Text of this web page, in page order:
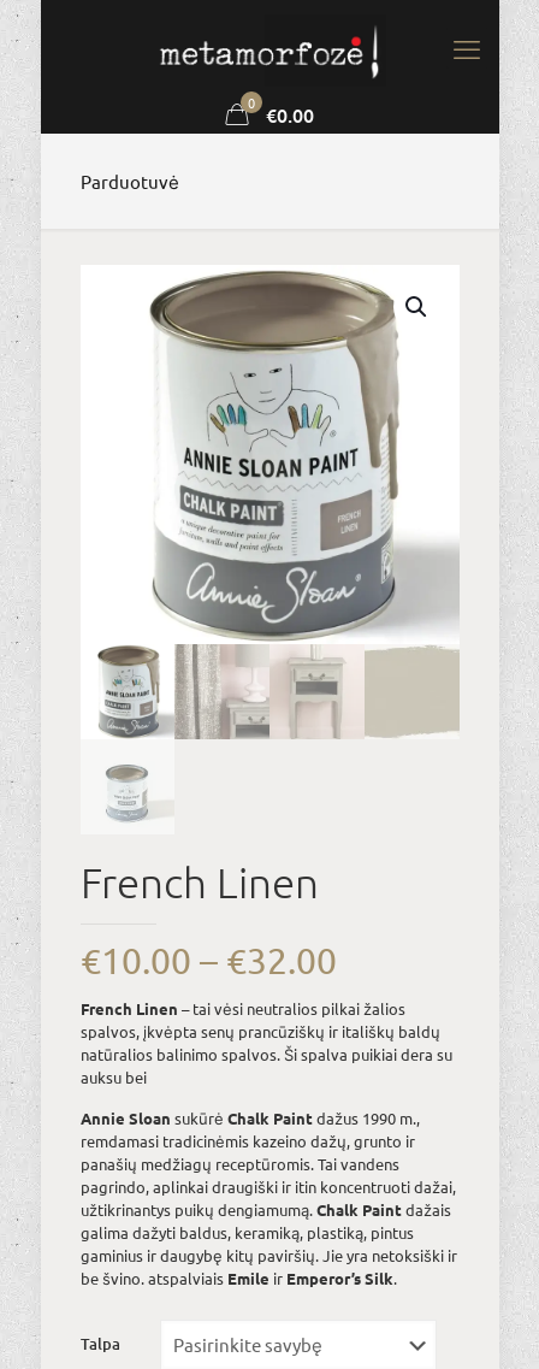
0 €0.00
Parduotuvė
French Linen
€10.00 – €32.00Price
range:
€10.00
through
€32.00
French Linen – tai vėsi neutralios pilkai žalios
spalvos, įkvėpta senų prancūziškų ir itališkų baldų
natūralios balinimo spalvos. Ši spalva puikiai dera su
auksu bei
Annie Sloan sukūrė Chalk Paintdažus 1990 m.,
remdamasi tradicinėmis kazeino dažų, grunto ir
panašių medžiagų receptūromis. Tai vandens
pagrindo, aplinkai draugiški ir itin koncentruoti dažai,
užtikrinantys puikų dengiamumą.Chalk Paintdažais
galima dažyti baldus, keramiką, plastiką, pintus
gaminius ir daugybę kitų paviršių. Jie yra netoksiški ir
be švino. atspalviais Emile ir Emperor’s Silk.
Talpa